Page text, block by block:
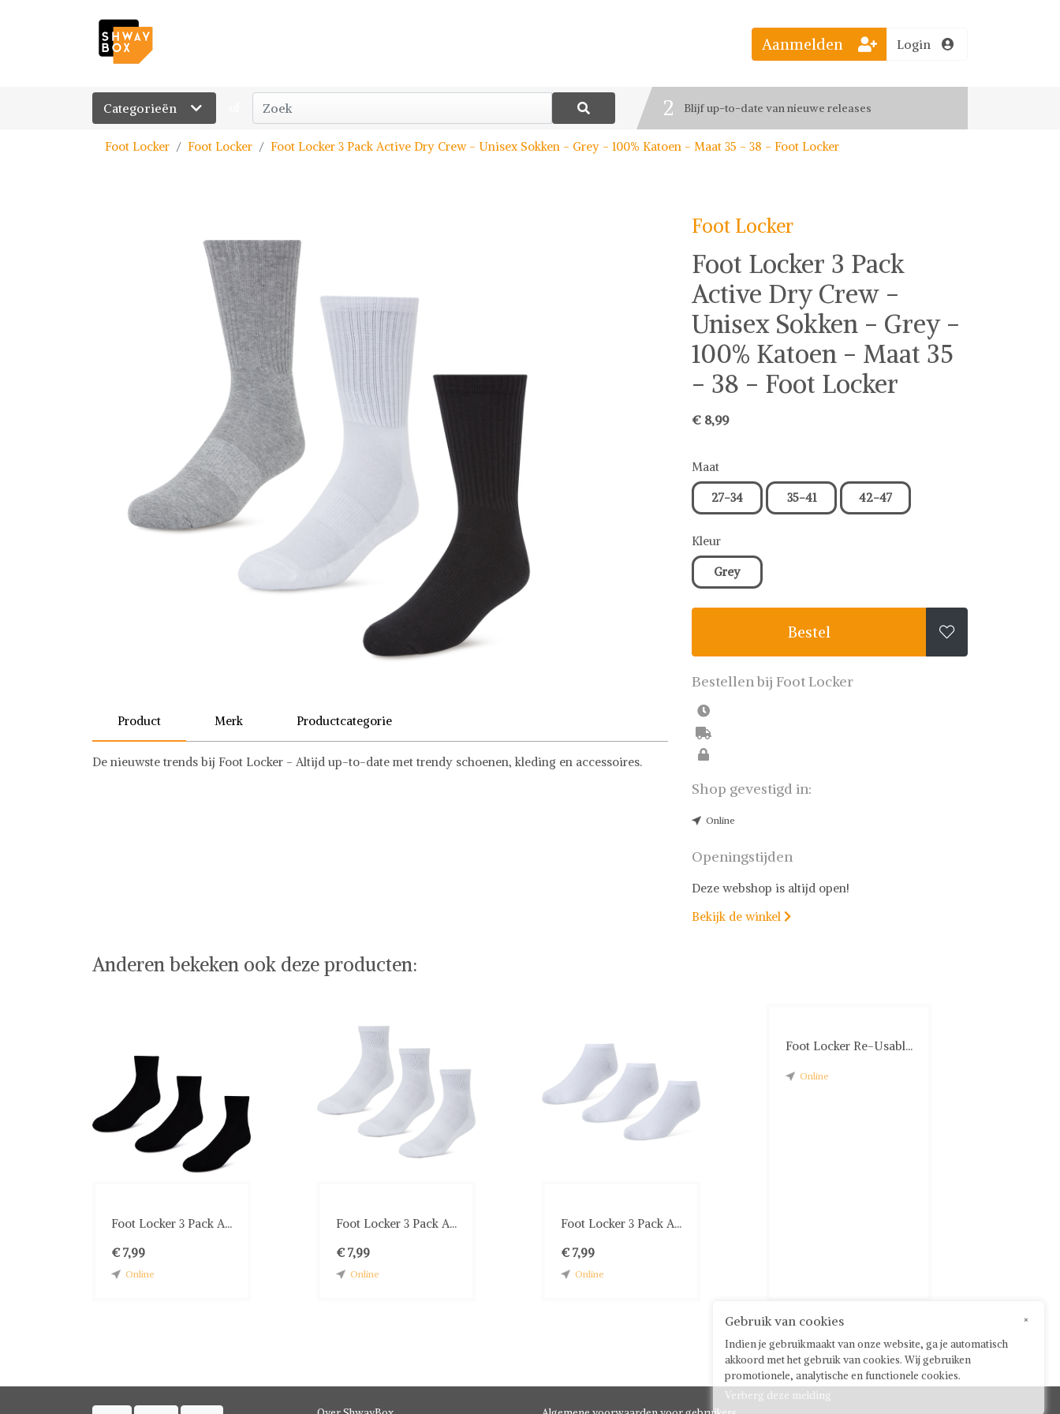
Categorieën
Bestel jouw favoriete looks
2 Blijf up-to-date van nieuwe releases
3 Deel de leukste items met vrienden
Aanmelden Login
Foot Locker Foot Locker Foot Locker 3 Pack Active Dry Crew - Unisex Sokken - Grey - 100% Katoen - Maat 35 - 38 - Foot Locker
Product Merk Productcategorie
De nieuwste trends bij Foot Locker - Altijd up-to-date met trendy schoenen, kleding en accessoires.
Foot Locker
Foot Locker 3 Pack
Active Dry Crew -
Unisex Sokken - Grey -
100% Katoen - Maat 35
- 38 - Foot Locker
€ 8,99
Maat
27-34 35-41 42-47
Kleur
Grey
Bestel 
Bestellen bij Foot Locker
Shop gevestigd in:
Online
Openingstijden
Deze webshop is altijd open!
Bekijk de winkel 
Anderen bekeken ook deze producten:
Foot Locker 3 Pack A...
€ 7,99
Online
Foot Locker 3 Pack A...
€ 7,99
Online
Foot Locker 3 Pack A...
€ 7,99
Online
Foot Locker Re-Usabl...
Online
×
Gebruik van cookies
Indien je gebruikmaakt van onze website, ga je automatisch
akkoord met het gebruik van cookies. Wij gebruiken
promotionele, analytische en functionele cookies.
Verberg deze melding